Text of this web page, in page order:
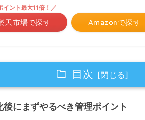
Amazonで探す
イント最大11倍！／
天市場で探す
目次
後にまずやるべき管理ポイント